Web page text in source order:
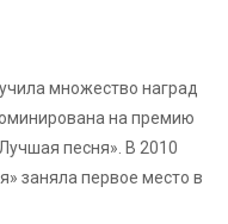
множество наград
на премию
песня». В 2010
заняла первое место в